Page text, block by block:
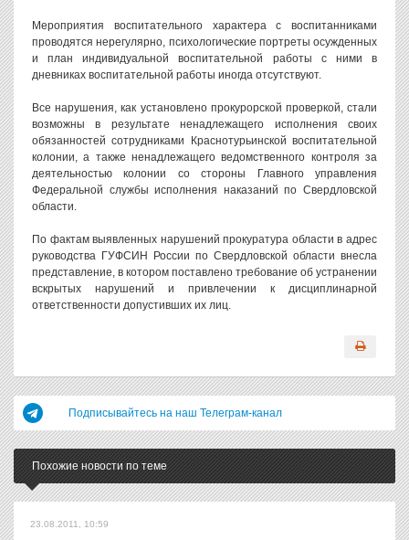
Мероприятия воспитательного характера с воспитанниками
проводятся нерегулярно, психологические портреты осужденных
и план индивидуальной воспитательной работы с ними в
дневниках воспитательной работы иногда отсутствуют.
Все нарушения, как установлено прокурорской проверкой, стали
возможны в результате ненадлежащего исполнения своих
обязанностей сотрудниками Краснотурьинской воспитательной
колонии, а также ненадлежащего ведомственного контроля за
деятельностью колонии со стороны Главного управления
Федеральной службы исполнения наказаний по Свердловской
области.
По фактам выявленных нарушений прокуратура области в адрес
руководства ГУФСИН России по Свердловской области внесла
представление, в котором поставлено требование об устранении
вскрытых нарушений и привлечении к дисциплинарной
ответственности допустивших их лиц.
Подписывайтесь на наш Телеграм-канал
Похожие новости по теме
23.08.2011, 10:59